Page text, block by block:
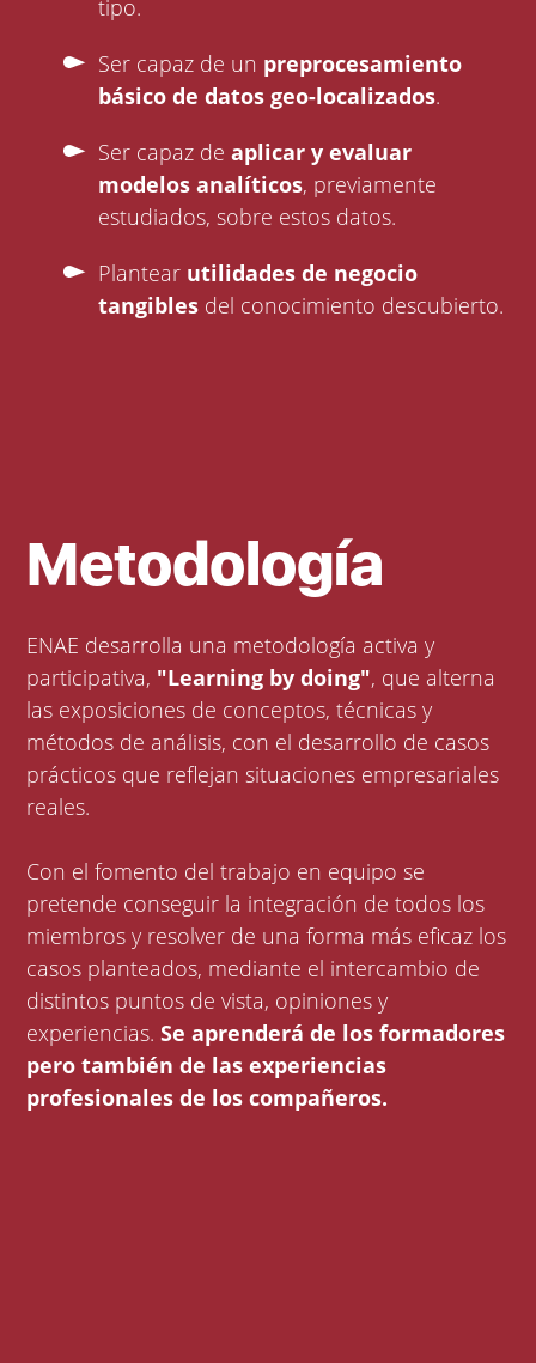
tipo.
Ser capaz de un preprocesamiento
básico de datos geo-localizados.
Ser capaz deaplicar y evaluar
modelos analíticos, previamente
estudiados, sobre estos datos.
Plantear utilidades de negocio
tangibles del conocimiento descubierto.
Metodología
ENAE desarrolla una metodología activa y
participativa, "Learning by doing", que alterna
las exposiciones de conceptos, técnicas y
métodos de análisis, con el desarrollo de casos
prácticos que reflejan situaciones empresariales
reales.
Con el fomento del trabajo en equipo se
pretende conseguir la integración de todos los
miembros y resolver de una forma más eficaz los
casos planteados, mediante el intercambio de
distintos puntos de vista, opiniones y
experiencias.Se aprenderá de los formadores
pero también de las experiencias
profesionales de los compañeros.